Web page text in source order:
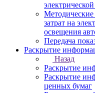
затрат на
освещения
Передача
Раскрытие
Назад
Раскрытие
Раскрытие
ценных бумаг